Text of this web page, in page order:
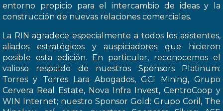
entorno propicio para el intercambio de ideas y la
construcción de nuevas relaciones comerciales.
La RIN agradece especialmente a todos los asistentes,
aliados estratégicos y auspiciadores que hicieron
posible esta edición. En particular, reconocemos el
valioso respaldo de nuestros Sponsors Platinum:
Torres y Torres Lara Abogados, GCI Mining, Grupo
Cervera Real Estate, Nova Infra Invest, CentroCoop y
WIN Internet; nuestro Sponsor Gold: Grupo Coril, The